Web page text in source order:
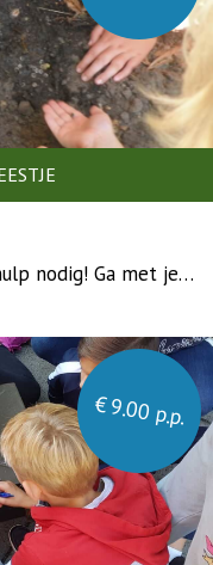
nodig! Ga met je…
€ 9.00 p.p.